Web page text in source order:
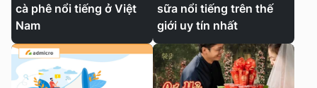
cà phê nổi tiếng ở Việt
Nam
sữa nổi tiếng trên thế
giới uy tín nhất